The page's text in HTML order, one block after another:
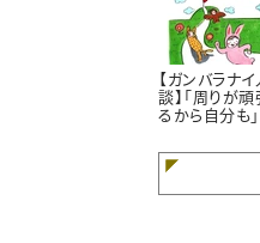
【ガンバラナ
談】「周りが
るから自分も
けていますか